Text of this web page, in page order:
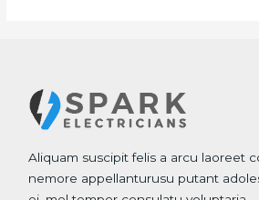
Aliquam suscipit felis a arcu laoreet
nemore appellanturusu putant